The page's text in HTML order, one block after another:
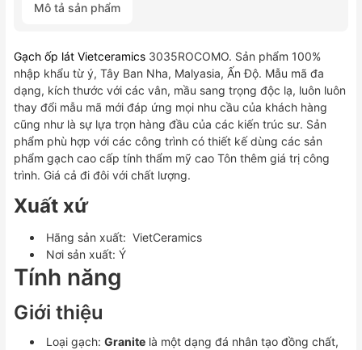
Mô tả sản phẩm
Gạch ốp lát Vietceramics 3035ROCOMO. Sản phẩm 100%
nhập khẩu từ ý, Tây Ban Nha, Malyasia, Ấn Độ. Mẫu mã đa
dạng, kích thước với các vân, mầu sang trọng độc lạ, luôn luôn
thay đổi mẫu mã mới đáp ứng mọi nhu cầu của khách hàng
cũng như là sự lựa trọn hàng đầu của các kiến trúc sư. Sản
phẩm phù hợp với các công trình có thiết kế dùng các sản
phẩm gạch cao cấp tính thẩm mỹ cao Tôn thêm giá trị công
trình. Giá cả đi đôi với chất lượng.
Xuất xứ
Hãng sản xuất: VietCeramics
Nơi sản xuất: Ý
Tính năng
Giới thiệu
Loại gạch: Granite là một dạng đá nhân tạo đồng chất,